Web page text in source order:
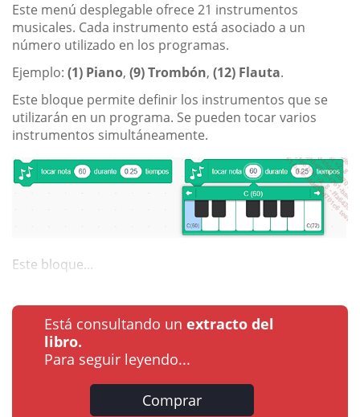
Este menú desplegable ofrece 21 instrumentos
musicales. Cada instrumento está asociado a un
número utilizado en los programas.
Ejemplo: (1) Piano, (9) Trombón, (12) Flauta.
Este bloque permite definir los instrumentos que se
utilizarán en un programa. Se pueden tocar varios
instrumentos simultáneamente.
Este bloque...
Está consultando un extracto del
libro.
Para seguir leyendo...
Comprar